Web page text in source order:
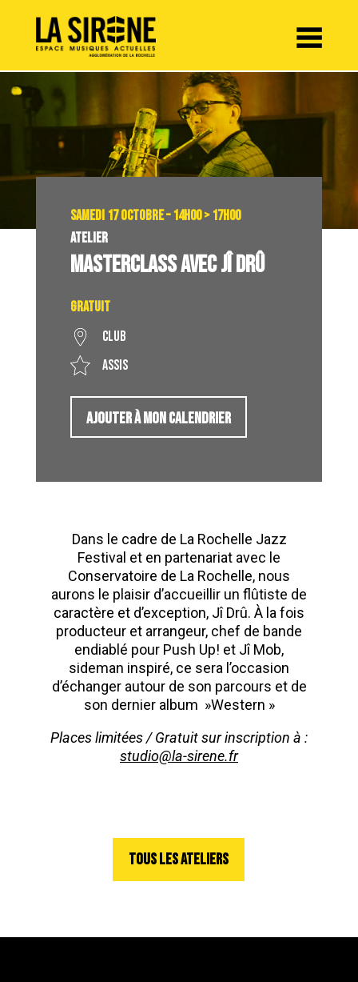
SAMEDI 17 OCTOBRE – 14H00 > 17H00
ATELIER
MASTERCLASS AVEC JÎ DRÛ
Gratuit
Club
Assis
AJOUTER À MON CALENDRIER
Dans le cadre de La Rochelle Jazz
Festival et en partenariat avec le
Conservatoire de La Rochelle, nous
aurons le plaisir d’accueillir un flûtiste de
caractère et d’exception, Jî Drû. À la fois
producteur et arrangeur, chef de bande
endiablé pour Push Up! et Jî Mob,
sideman inspiré, ce sera l’occasion
d’échanger autour de son parcours et de
son dernier album »Western »
Places limitées / Gratuit sur inscription à :
studio@la-sirene.fr
TOUS LES ATELIERS